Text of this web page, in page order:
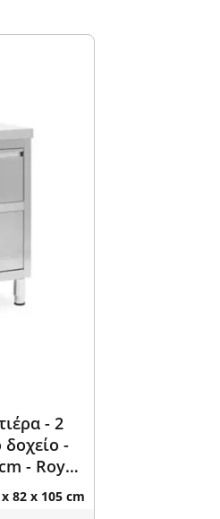
- 2
-
- Royal
82 x 105 cm